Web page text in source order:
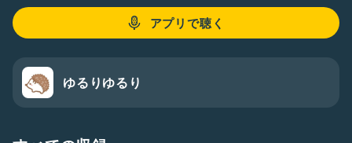
アプリで聴く
ゆるりゆるり